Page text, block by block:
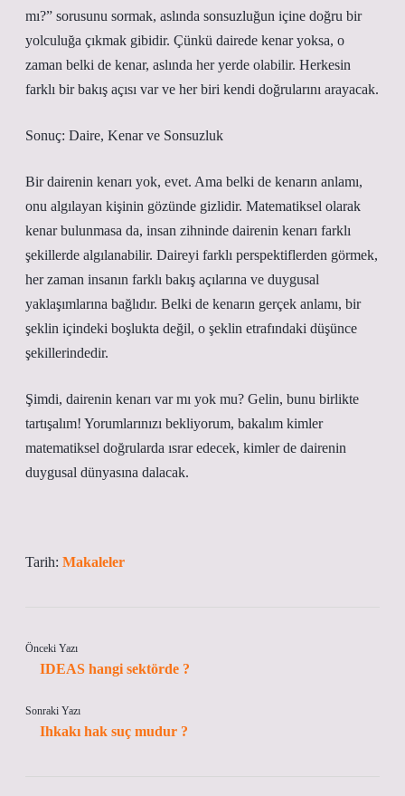
mı?” sorusunu sormak, aslında sonsuzluğun içine doğru bir
yolculuğa çıkmak gibidir. Çünkü dairede kenar yoksa, o
zaman belki de kenar, aslında her yerde olabilir. Herkesin
farklı bir bakış açısı var ve her biri kendi doğrularını arayacak.
Sonuç: Daire, Kenar ve Sonsuzluk
Bir dairenin kenarı yok, evet. Ama belki de kenarın anlamı,
onu algılayan kişinin gözünde gizlidir. Matematiksel olarak
kenar bulunmasa da, insan zihninde dairenin kenarı farklı
şekillerde algılanabilir. Daireyi farklı perspektiflerden görmek,
her zaman insanın farklı bakış açılarına ve duygusal
yaklaşımlarına bağlıdır. Belki de kenarın gerçek anlamı, bir
şeklin içindeki boşlukta değil, o şeklin etrafındaki düşünce
şekillerindedir.
Şimdi, dairenin kenarı var mı yok mu? Gelin, bunu birlikte
tartışalım! Yorumlarınızı bekliyorum, bakalım kimler
matematiksel doğrularda ısrar edecek, kimler de dairenin
duygusal dünyasına dalacak.
Tarih: Makaleler
Önceki Yazı
IDEAS hangi sektörde ?
Sonraki Yazı
Ihkakı hak suç mudur ?